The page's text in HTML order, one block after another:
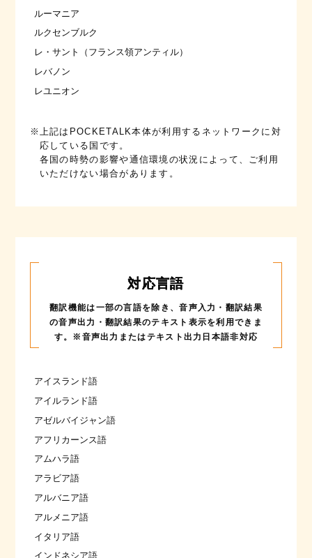
ルーマニア
ルクセンブルク
レ・サント（フランス領アンティル）
レバノン
レユニオン
※上記はPOCKETALK本体が利用するネットワークに対
応している国です。
各国の時勢の影響や通信環境の状況によって、ご利用
いただけない場合があります。
対応言語
翻訳機能は一部の言語を除き、音声入力・翻訳結果
の音声出力・ 翻訳結果のテキスト表示を利用できま
す。※音声出力またはテキスト出力日本語非対応
アイスランド語
アイルランド語
アゼルバイジャン語
アフリカーンス語
アムハラ語
アラビア語
アルバニア語
アルメニア語
イタリア語
インドネシア語